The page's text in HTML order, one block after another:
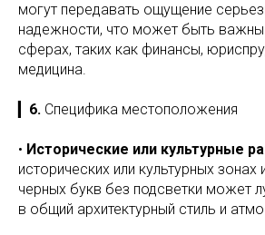
могут передавать ощущение
надежности, что может быть
сферах, таких как финансы,
медицина.
6. Специфика местоположения
• Исторические или культурные
исторических или культурных зонах
черных букв без подсветки может
в общий архитектурный стиль и